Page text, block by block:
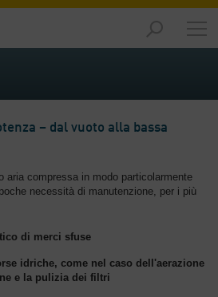
– dal vuoto alla bassa
aria compressa in modo particolarmente
necessità di manutenzione, per i più
di merci sfuse
idriche, come nel caso dell'aerazione
e la pulizia dei filtri